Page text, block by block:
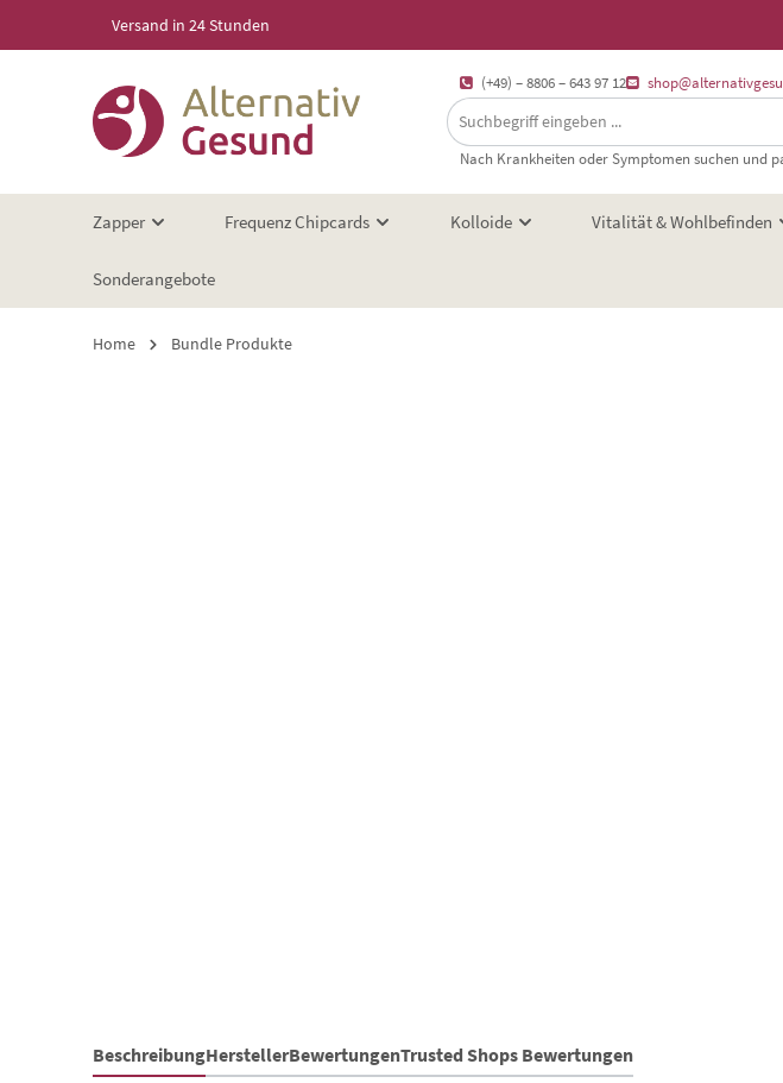
Zur Hauptnavigation springen
Versand in 24 Stunden
(+49) – 8806 – 643 97 12
Nach Krankheiten oder Symptomen suchen und
Zapper Frequenz Chipcards Kolloide Vitalität & Wohlbefinden
Sonderangebote
Home Bundle Produkte
BeschreibungHerstellerBewertungenTrusted Shops Bewertungen